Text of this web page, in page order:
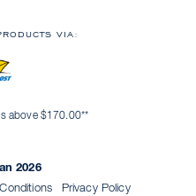
VIA:
above $170.00**
2026
Privacy Policy